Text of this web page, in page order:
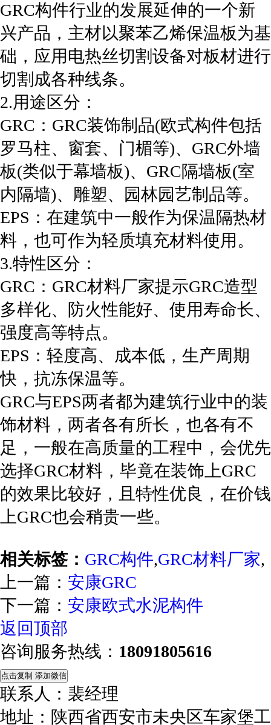
GRC构件行业的发展延伸的一个新
兴产品，主材以聚苯乙烯保温板为基
础，应用电热丝切割设备对板材进行
切割成各种线条。
2.用途区分：
GRC：GRC装饰制品(欧式构件包括
罗马柱、窗套、门楣等)、GRC外墙
板(类似于幕墙板)、GRC隔墙板(室
内隔墙)、雕塑、园林园艺制品等。
EPS：在建筑中一般作为保温隔热材
料，也可作为轻质填充材料使用。
3.特性区分：
GRC：GRC材料厂家提示GRC造型
多样化、防火性能好、使用寿命长、
强度高等特点。
EPS：轻度高、成本低，生产周期
快，抗冻保温等。
GRC与EPS两者都为建筑行业中的装
饰材料，两者各有所长，也各有不
足，一般在高质量的工程中，会优先
选择GRC材料，毕竟在装饰上GRC
的效果比较好，且特性优良，在价钱
上GRC也会稍贵一些。
相关标签： GRC构件,GRC材料厂家,
上一篇： 安康GRC
下一篇： 安康欧式水泥构件
返回顶部
咨询服务热线： 18091805616
点击复制 添加微信
联系人：裴经理
地址：陕西省西安市未央区车家堡工